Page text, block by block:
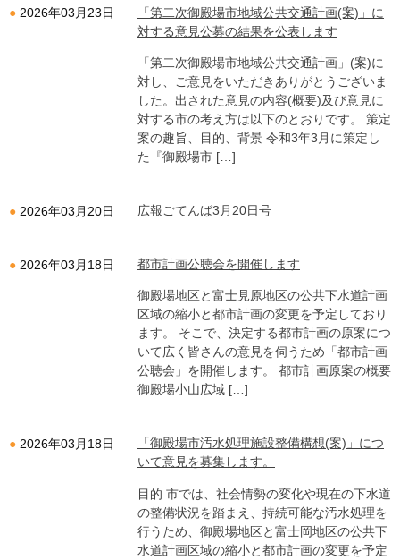
2026年03月23日
「第二次御殿場市地域公共交通計画(案)」に
対する意見公募の結果を公表します
「第二次御殿場市地域公共交通計画」(案)に
対し、ご意見をいただきありがとうございま
した。出された意見の内容(概要)及び意見に
対する市の考え方は以下のとおりです。 策定
案の趣旨、目的、背景 令和3年3月に策定し
た『御殿場市 […]
2026年03月20日 広報ごてんば3月20日号
2026年03月18日 都市計画公聴会を開催します
御殿場地区と富士見原地区の公共下水道計画
区域の縮小と都市計画の変更を予定しており
ます。 そこで、決定する都市計画の原案につ
いて広く皆さんの意見を伺うため「都市計画
公聴会」を開催します。 都市計画原案の概要
御殿場小山広域 […]
2026年03月18日
「御殿場市汚水処理施設整備構想(案)」につ
いて意見を募集します。
目的 市では、社会情勢の変化や現在の下水道
の整備状況を踏まえ、持続可能な汚水処理を
行うため、御殿場地区と富士岡地区の公共下
水道計画区域の縮小と都市計画の変更を予定